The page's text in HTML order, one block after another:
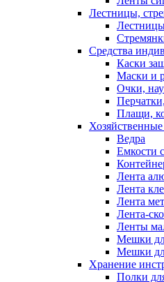
Лестницы,
Средства
Каски
Маски и
Очки,
Плащи,
Ведра
Емкости
Лента
Лента
Лента
Лента-
Ленты
Мешки
Мешки
Хранение
Полки